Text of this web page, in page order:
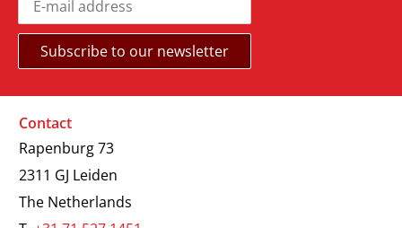
Contact
Rapenburg 73
2311 GJ Leiden
The Netherlands